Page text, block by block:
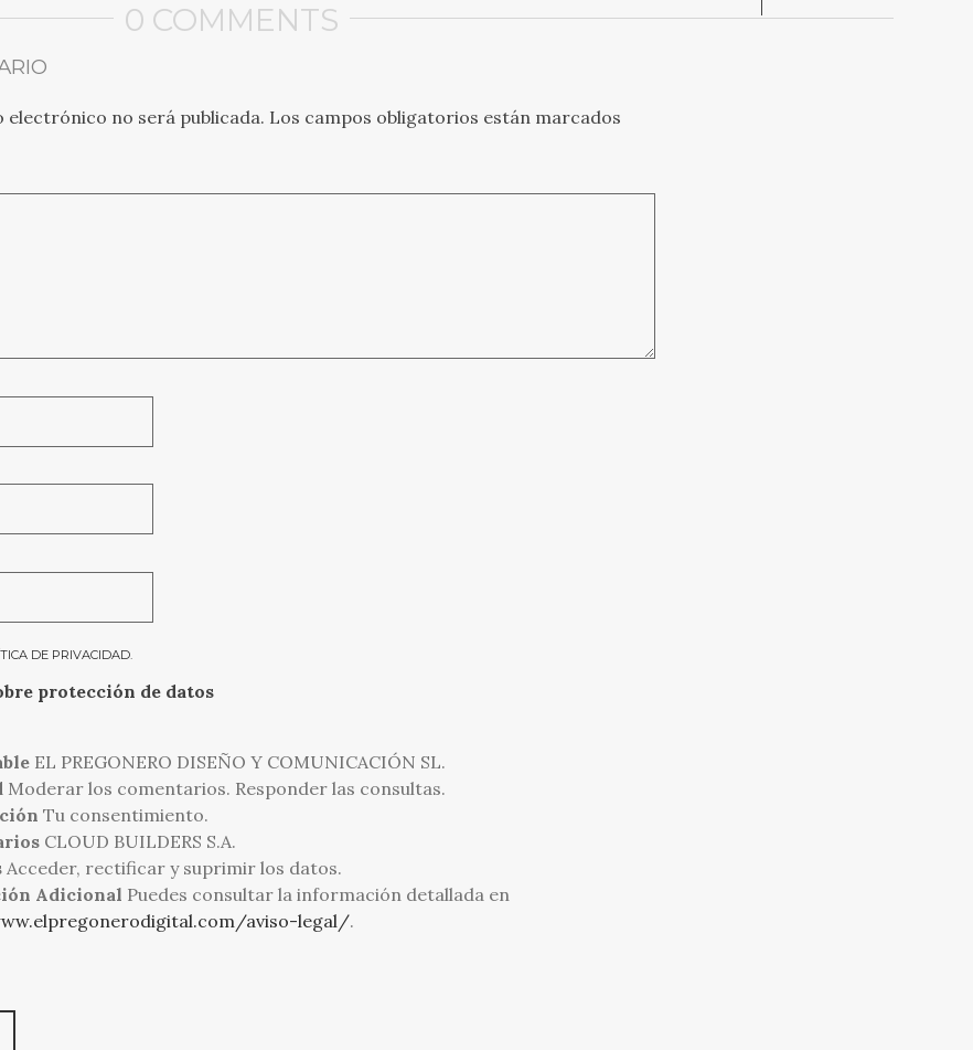
0 COMMENTS
no será publicada. Los campos obligatorios están marcados
DE PRIVACIDAD.
protección de datos
EL PREGONERO DISEÑO Y COMUNICACIÓN SL.
Moderar los comentarios. Responder las consultas.
Tu consentimiento.
CLOUD BUILDERS S.A.
Acceder, rectificar y suprimir los datos.
Adicional Puedes consultar la información detallada en
aviso-legal/.